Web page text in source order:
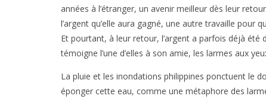
années à l’étranger, un avenir meilleur dès leur
l’argent qu’elle aura gagné, une autre travaille pour
Et pourtant, à leur retour, l’argent a parfois déjà été
témoigne l’une d’elles à son amie, les larmes aux
La pluie et les inondations philippines ponctuent le
éponger cette eau, comme une métaphore des